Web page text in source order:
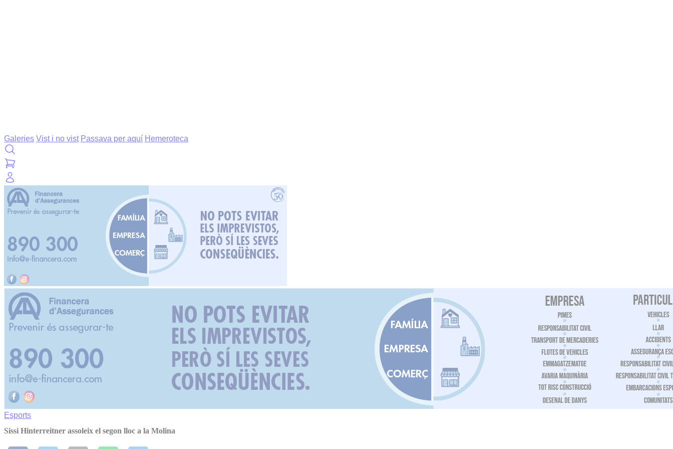
Galeries Vist i no vist Passava per aquí Hemeroteca
Esports
Sissi Hinterreitner assoleix el segon lloc a la Molina